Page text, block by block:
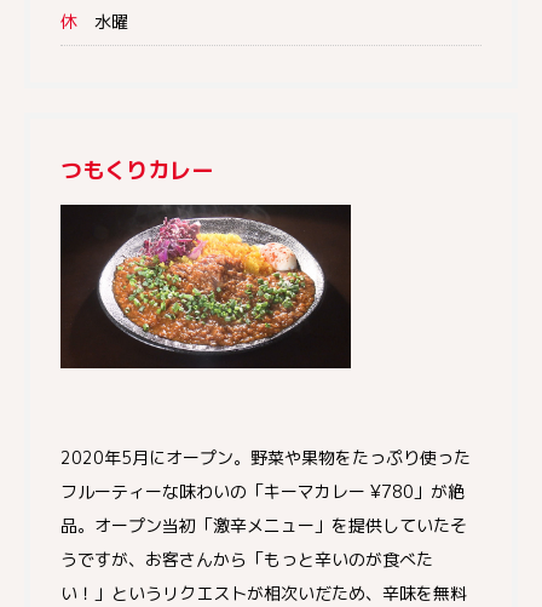
休 水曜
つもくりカレー
2020年5月にオープン。野菜や果物をたっぷり使った
フルーティーな味わいの「キーマカレー ¥780」が絶
品。オープン当初「激辛メニュー」を提供していたそ
うですが、お客さんから「もっと辛いのが食べた
い！」というリクエストが相次いだため、辛味を無料